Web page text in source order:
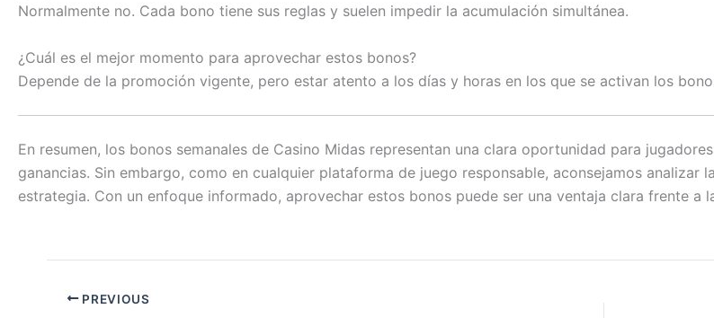
Normalmente no. Cada bono tiene sus reglas y suelen impedir la acumulación simultánea.
¿Cuál es el mejor momento para aprovechar estos bonos?
Depende de la promoción vigente, pero estar atento a los días y horas en los que se activan los
En resumen, los bonos semanales de Casino Midas representan una clara oportunidad para
ganancias. Sin embargo, como en cualquier plataforma de juego responsable, aconsejamos
estrategia. Con un enfoque informado, aprovechar estos bonos puede ser una ventaja clara frente a
PREVIOUS